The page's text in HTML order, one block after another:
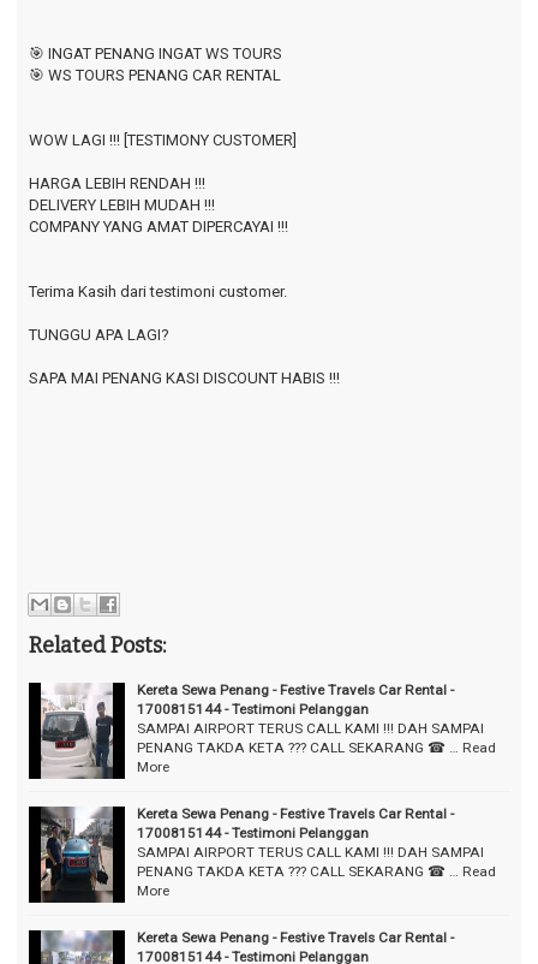
🎯 INGAT PENANG INGAT WS TOURS
🎯 WS TOURS PENANG CAR RENTAL
WOW LAGI !!! [TESTIMONY CUSTOMER]
HARGA LEBIH RENDAH !!!
DELIVERY LEBIH MUDAH !!!
COMPANY YANG AMAT DIPERCAYAI !!!
Terima Kasih dari testimoni customer.
TUNGGU APA LAGI?
SAPA MAI PENANG KASI DISCOUNT HABIS !!!
Related Posts:
Kereta Sewa Penang - Festive Travels Car Rental -
1700815144 - Testimoni Pelanggan
SAMPAI AIRPORT TERUS CALL KAMI !!! DAH SAMPAI
PENANG TAKDA KETA ??? CALL SEKARANG ☎ …
Read
More
Kereta Sewa Penang - Festive Travels Car Rental -
1700815144 - Testimoni Pelanggan
SAMPAI AIRPORT TERUS CALL KAMI !!! DAH SAMPAI
PENANG TAKDA KETA ??? CALL SEKARANG ☎ …
Read
More
Kereta Sewa Penang - Festive Travels Car Rental -
1700815144 - Testimoni Pelanggan